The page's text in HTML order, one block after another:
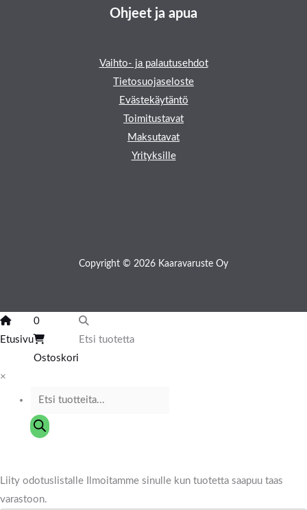
Ohjeet ja apua
Vaihto- ja palautusehdot
Tietosuojaseloste
Evästekäytäntö
Toimitustavat
Maksutavat
Yrityksille
Copyright © 2026 Kaaravaruste Oy
Etusivu
0
Ostoskori
Etsi tuotetta
×
Liity odotuslistalle
Ilmoitamme sinulle kun tuotetta saapuu taas
varastoon.